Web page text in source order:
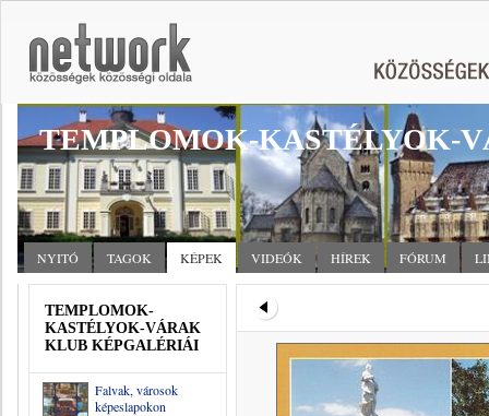
TEMPLOMOK-KASTÉLYOK-
NYITÓ TAGOK KÉPEK VIDEÓK HÍREK FÓRUM
TEMPLOMOK-
KASTÉLYOK-VÁRAK
KLUB KÉPGALÉRIÁI
Falvak, városok
képeslapokon